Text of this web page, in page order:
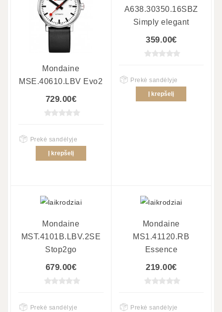
Mondaine
MSE.40610.LBV Evo2
729.00€
Prekė sandėlyje
Į krepšelį
A638.30350.16SBZ
Simply elegant
359.00€
Prekė sandėlyje
Į krepšelį
Mondaine
MST.4101B.LBV.2SE
Stop2go
679.00€
Prekė sandėlyje
Mondaine
MS1.41120.RB
Essence
219.00€
Prekė sandėlyje